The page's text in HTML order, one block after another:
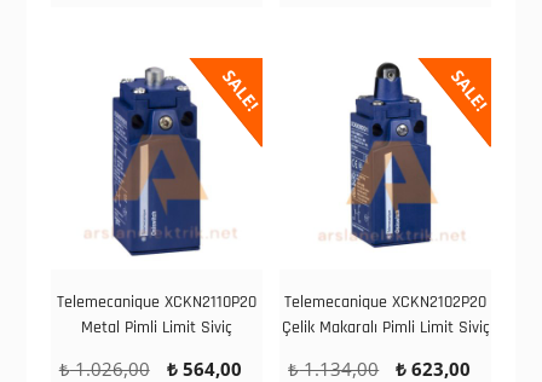
SALE!
Telemecanique XCKN2110P20
Metal Pimli Limit Siviç
₺1.026,00
Orijinal
₺564,00
SALE!
Telemecanique XCKN2102P20
Çelik Makaralı Pimli Limit Siviç
₺1.134,00
Orijinal
₺ 623,00